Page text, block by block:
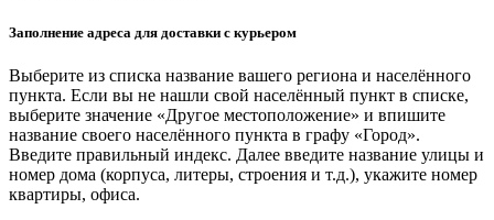
Заполнение адреса для доставки с курьером
Выберите из списка название вашего региона и населённого
пункта. Если вы не нашли свой населённый пункт в списке,
выберите значение «Другое местоположение» и впишите
название своего населённого пункта в графу «Город».
Введите правильный индекс. Далее введите название улицы и
номер дома (корпуса, литеры, строения и т.д.), укажите номер
квартиры, офиса.